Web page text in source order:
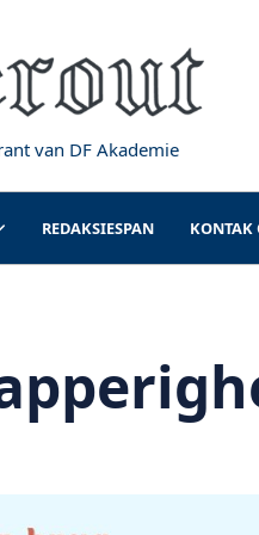
van DF Akademie
REDAKSIESPAN KONTAK